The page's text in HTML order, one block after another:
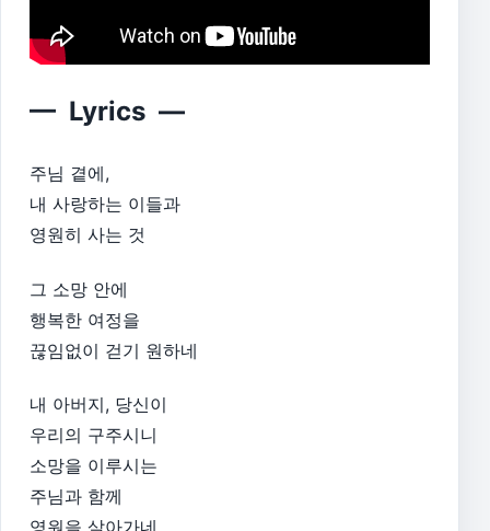
— Lyrics —
주님 곁에,
내 사랑하는 이들과
영원히 사는 것
그 소망 안에
행복한 여정을
끊임없이 걷기 원하네
내 아버지, 당신이
우리의 구주시니
소망을 이루시는
주님과 함께